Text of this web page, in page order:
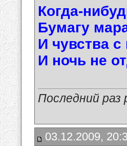
Когда-
Бумагу
И чувства
И ночь не
Последний раз
03.12.2009,